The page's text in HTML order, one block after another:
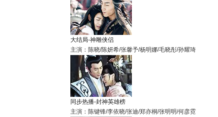
大结局-神雕侠侣
主演：陈晓/陈妍希/张馨予/杨明娜/毛晓彤/孙耀琦
同步热播-封神英雄榜
主演：陈键锋/李依晓/张迪/郑亦桐/张明明/何彦霓